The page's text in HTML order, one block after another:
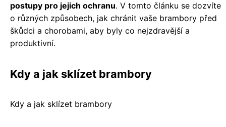
postupy pro jejich ochranu. V tomto článku se dozvíte
o různých způsobech, jak chránit vaše brambory před
škůdci a chorobami, aby byly co nejzdravější a
produktivní.
Kdy a jak sklízet brambory
Kdy a jak sklízet brambory